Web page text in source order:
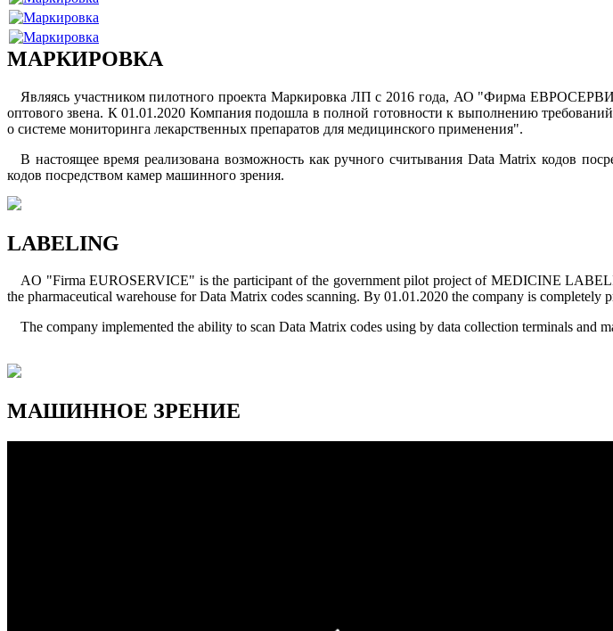
МАРКИРОВКА
Являясь участником пилотного проекта Маркировка ЛП с 2016 года, АО "Фирма
оптового звена. К 01.01.2020 Компания подошла в полной готовности к выполнению
о системе мониторинга лекарственных препаратов для медицинского применения".
В настоящее время реализована возможность как ручного считывания Data Matrix кодов
кодов посредством камер машинного зрения.
LABELING
AO "Firmа EUROSERVICE" is the participant of the government pilot project of MEDICINE
the pharmaceutical warehouse for Data Matrix codes scanning. By 01.01.2020 the company is
The company implemented the ability to scan Data Matrix codes using by data collection terminals and
МАШИННОЕ ЗРЕНИЕ